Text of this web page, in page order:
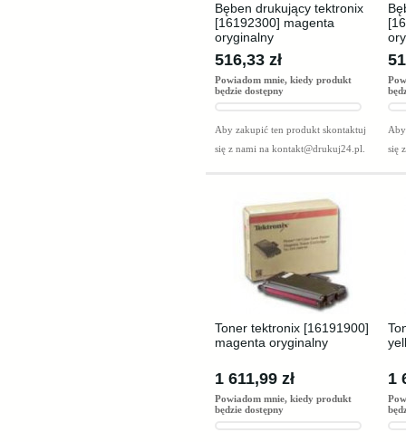
Bęben drukujący tektronix
[16192300] magenta
oryginalny
516,33 zł
Powiadom mnie, kiedy produkt
będzie dostępny
Aby zakupić ten produkt skontaktuj
się z nami na kontakt@drukuj24.pl
się
Toner tektronix [16191900]
magenta oryginalny
1 611,99 zł
Powiadom mnie, kiedy produkt
będzie dostępny
1